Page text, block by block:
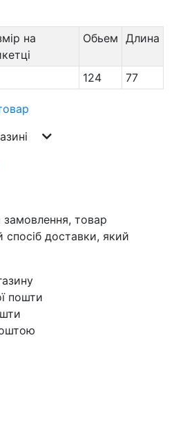
на
Обьем Длина
124 77
замовлення, товар
спосіб доставки, який
пошти